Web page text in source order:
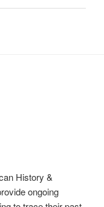
History &
ongoing